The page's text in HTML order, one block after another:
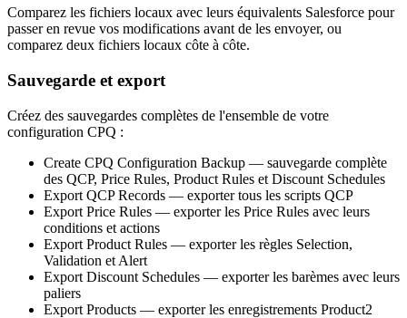
Comparez les fichiers locaux avec leurs équivalents Salesforce pour
passer en revue vos modifications avant de les envoyer, ou
comparez deux fichiers locaux côte à côte.
Sauvegarde et export
Créez des sauvegardes complètes de l'ensemble de votre
configuration CPQ :
Create CPQ Configuration Backup — sauvegarde complète
des QCP, Price Rules, Product Rules et Discount Schedules
Export QCP Records — exporter tous les scripts QCP
Export Price Rules — exporter les Price Rules avec leurs
conditions et actions
Export Product Rules — exporter les règles Selection,
Validation et Alert
Export Discount Schedules — exporter les barèmes avec leurs
paliers
Export Products — exporter les enregistrements Product2